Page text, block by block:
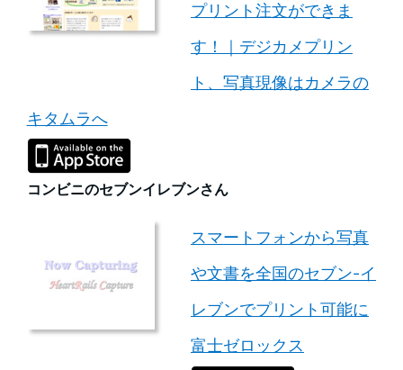
プリント注文ができま
す！｜デジカメプリン
ト、写真現像はカメラの
キタムラへ
コンビニのセブンイレブンさん
スマートフォンから写真
や文書を全国のセブン-イ
レブンでプリント可能に
富士ゼロックス